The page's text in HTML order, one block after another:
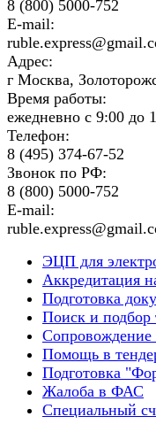
8 (800) 5000-752
E-mail:
Адрес:
г Москва,
Время работы:
ежедневно с 9:00 до
Телефон:
8 (495) 374-67-52
Звонок по РФ:
8 (800) 5000-752
E-mail:
ЭЦП для
Аккредитация
Подготовка
Поиск и подбор
Сопровождение
Помощь в
Подготовка
Жалоба в ФАС
Специальный